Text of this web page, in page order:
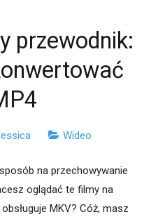
przewodnik:
Wideo
na przechowywanie
oglądać te filmy na
MKV? Cóż, masz